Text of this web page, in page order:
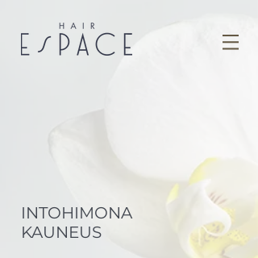
INTOHIMONA
KAUNEUS